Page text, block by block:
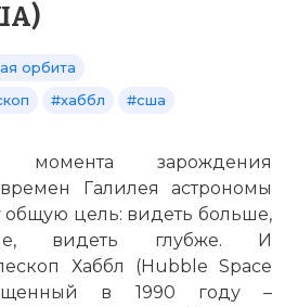
орбита
#хаббл #сша
зарождения
Галилея астрономы
общую цель: видеть больше,
видеть глубже. И
Хаббл (Hubble Space
в 1990 году –